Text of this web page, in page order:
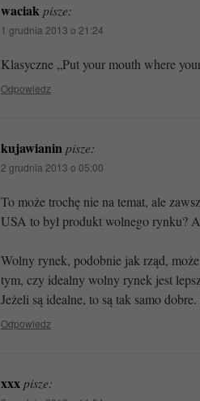
waciak pisze:
1 grudnia 2013 o 21:24
Klasyczne „Put your mouth where
Odpowiedz
kujawianin pisze:
2 grudnia 2013 o 05:00
To może trochę nie na temat, ale
USA to był produkt wolnego rynku?
Wolny rynek, podobnie jak rząd,
tym, czy idealny wolny rynek jest
Jeżeli są idealne, to są tak samo
Odpowiedz
xxx pisze: